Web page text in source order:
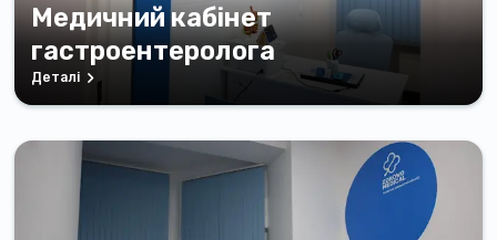
Медичний кабінет
гастроентеролога
Деталі